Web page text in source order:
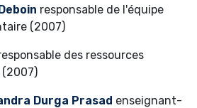
responsable de l'équipe
(2007)
des ressources
Durga Prasad enseignant-